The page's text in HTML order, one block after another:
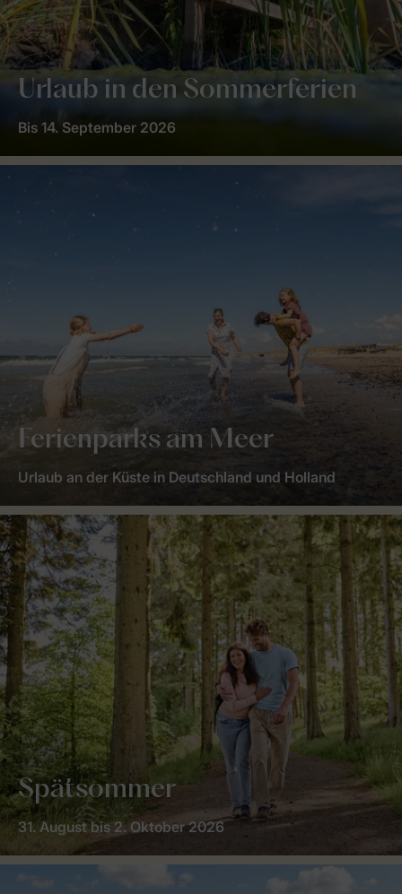
Urlaub in den Sommerferien
Bis 14. September 2026
Ferienparks am Meer
Urlaub an der Küste in Deutschland und Holland
Spätsommer
31. August bis 2. Oktober 2026